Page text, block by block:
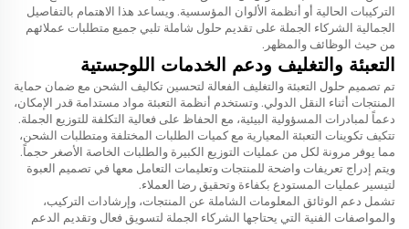
التركيبات الحالية أو أنظمة الألوان المؤسسية. ويساعد هذا الاهتمام بالتفاصيل
الجمالية الشركاء الجملة على تقديم حلول شاملة تلبي جميع متطلبات عملائهم
من حيث الوظائف والمظهر.
التعبئة والتغليف ودعم الخدمات اللوجستية
تم تصميم حلول التعبئة والتغليف الفعالة لتحسين تكاليف الشحن مع ضمان حماية
المنتجات أثناء النقل الدولي. وتستخدم أنظمة التعبئة مواد مستدامة قدر الإمكان،
دعماً لمبادرات المسؤولية البيئية، مع الحفاظ على فعالية التكلفة للتوزيع الجملة.
تتكيف تكوينات التعبئة المعيارية مع كميات الطلبات المختلفة ومتطلبات الشحن،
مما يوفر مرونة لكل من عمليات التوزيع الكبيرة والطلبات الخاصة الأصغر حجماً.
ويتم إدراج تعريفات واضحة للمنتجات وتعليمات التعامل معها في تصميم العبوة
لتيسير عمليات المستودع بكفاءة وتحقيق رضا العملاء.
تشمل دعم الوثائق المعلومات الشاملة عن المنتجات، وإرشادات التركيب،
والمواصفات الفنية التي يحتاجها الشركاء الجملة لتسويق فعال وتقديم الدعم